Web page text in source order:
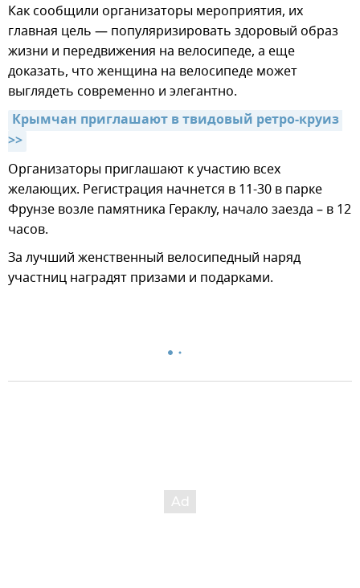
Как сообщили организаторы мероприятия, их
главная цель — популяризировать здоровый образ
жизни и передвижения на велосипеде, а еще
доказать, что женщина на велосипеде может
выглядеть современно и элегантно.
Крымчан приглашают в твидовый ретро-круиз
>>
Организаторы приглашают к участию всех
желающих. Регистрация начнется в 11-30 в парке
Фрунзе возле памятника Гераклу, начало заезда – в 12
часов.
За лучший женственный велосипедный наряд
участниц наградят призами и подарками.